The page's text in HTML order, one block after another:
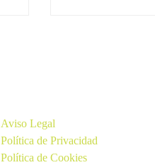
Aviso Legal
Política de Privacidad
Política de Cookies